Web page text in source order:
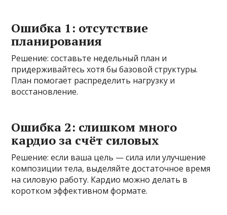
Ошибка 1: отсутствие
планирования
Решение: составьте недельный план и
придерживайтесь хотя бы базовой структуры.
План помогает распределить нагрузку и
восстановление.
Ошибка 2: слишком много
кардио за счёт силовых
Решение: если ваша цель — сила или улучшение
композиции тела, выделяйте достаточное время
на силовую работу. Кардио можно делать в
коротком эффективном формате.